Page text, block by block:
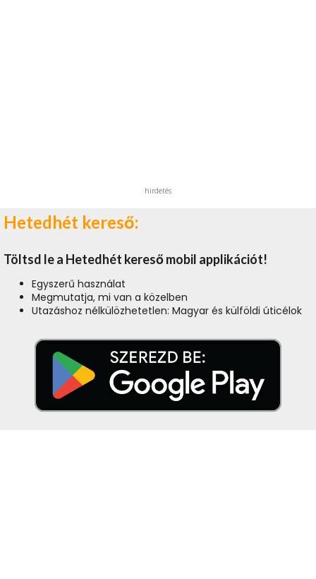
hirdetés
Hetedhét kereső:
Töltsd le a Hetedhét kereső mobil applikációt!
Egyszerű használat
Megmutatja, mi van a közelben
Utazáshoz nélkülözhetetlen: Magyar és külföldi úticélok